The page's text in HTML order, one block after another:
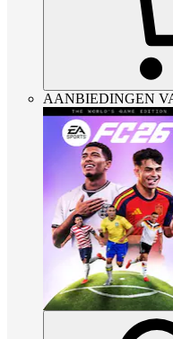
AANBIEDINGEN